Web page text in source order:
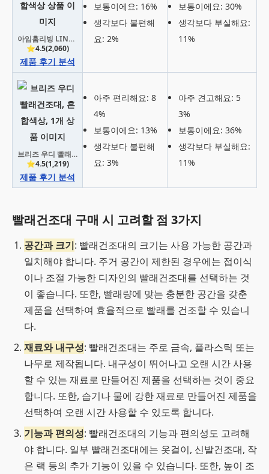
아임홈리빙 LINE 스탠다드 빨래건조대, 혼합색상
⭐4.5(2,060)
제품 후기 분석
보통이에요: 16%
생각보다 불편해
요: 2%
보통이에요: 30%
생각보다 부실해요:
11%
브리즈 우디 빨래건조대, 혼합색상, 1개
⭐4.5(1,219)
제품 후기 분석
아주 편리해요: 8
4%
보통이에요: 13%
생각보다 불편해
요: 3%
아주 견고해요: 5
3%
보통이에요: 36%
생각보다 부실해요:
11%
빨래건조대 구매 시 고려할 점 3가지
공간과 크기: 빨래건조대의 크기는 사용 가능한 공간과
일치해야 합니다. 주거 공간이 제한된 경우에는 접이식
이나 조절 가능한 디자인의 빨래건조대를 선택하는 것
이 좋습니다. 또한, 빨래량에 맞는 충분한 공간을 갖춘
제품을 선택하여 효율적으로 빨래를 건조할 수 있습니
다.
재료와 내구성: 빨래건조대는 주로 금속, 플라스틱 또는
나무로 제작됩니다. 내구성이 뛰어나고 오랜 시간 사용
할 수 있는 재료로 만들어진 제품을 선택하는 것이 중요
합니다. 또한, 습기나 물에 강한 재료로 만들어진 제품을
선택하여 오랜 시간 사용할 수 있도록 합니다.
기능과 편의성: 빨래건조대의 기능과 편의성도 고려해
야 합니다. 일부 빨래건조대에는 옷걸이, 신발건조대, 작
은 랙 등의 추가 기능이 있을 수 있습니다. 또한, 높이 조